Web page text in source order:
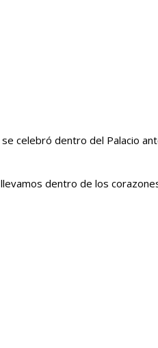
celebró dentro del Palacio
dentro de los